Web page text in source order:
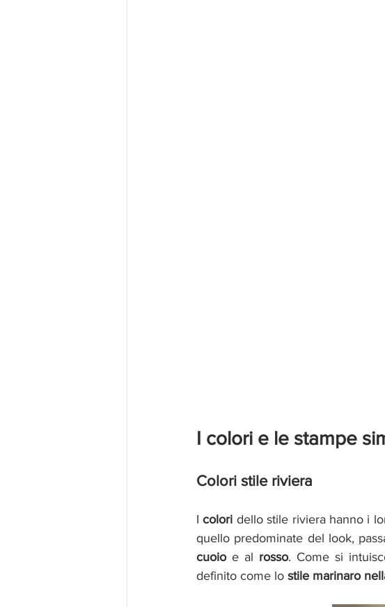
I colori e le stampe
Colori stile riviera
I colori dello stile riviera hanno i
quello predominate del look,
cuoio e al rosso. Come si
definito come lo stile marinaro